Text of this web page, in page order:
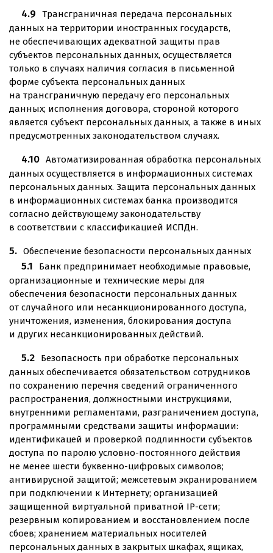
Трансграничная передача персональных
данных на территории иностранных государств,
не обеспечивающих адекватной защиты прав
субъектов персональных данных, осуществляется
только в случаях наличия согласия в письменной
форме субъекта персональных данных
на трансграничную передачу его персональных
данных; исполнения договора, стороной которого
является субъект персональных данных, а также в иных
предусмотренных законодательством случаях.
Автоматизированная обработка персональных
данных осуществляется в информационных системах
персональных данных. Защита персональных данных
в информационных системах банка производится
согласно действующему законодательству
в соответствии с классификацией ИСПДн.
Обеспечение безопасности персональных данных
Банк предпринимает необходимые правовые,
организационные и технические меры для
обеспечения безопасности персональных данных
от случайного или несанкционированного доступа,
уничтожения, изменения, блокирования доступа
и других несанкционированных действий.
Безопасность при обработке персональных
данных обеспечивается обязательством сотрудников
по сохранению перечня сведений ограниченного
распространения, должностными инструкциями,
внутренними регламентами, разграничением доступа,
программными средствами защиты информации:
идентификацей и проверкой подлинности субъектов
доступа по паролю условно-постоянного действия
не менее шести буквенно-цифровых символов;
антивирусной защитой; межсетевым экранированием
при подключении к Интернету; организацией
защищенной виртуальной приватной IP-сети;
резервным копированием и восстановлением после
сбоев; хранением материальных носителей
персональных данных в закрытых шкафах, ящиках,